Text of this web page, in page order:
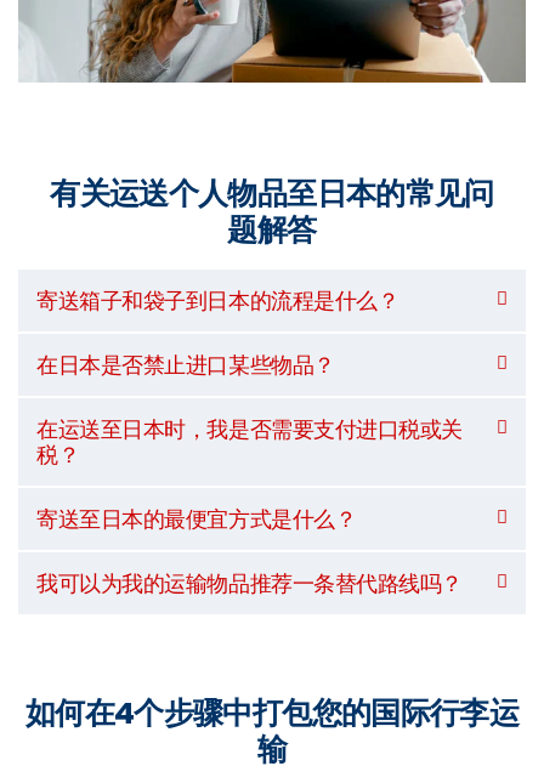
有关运送个人物品至日本的常见问
题解答
寄送箱子和袋子到日本的流程是什么？
在日本是否禁止进口某些物品？
在运送至日本时，我是否需要支付进口税或关
税？
寄送至日本的最便宜方式是什么？
我可以为我的运输物品推荐一条替代路线吗？
如何在4个步骤中打包您的国际行李运
输